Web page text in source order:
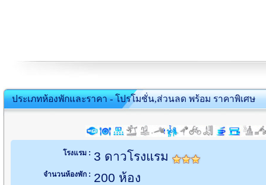
ประเภทห้องพักและราคา - โปรโมชั่น,ส่วนลด พร้อม ราคาพิเศษ
โรงแรม : 3 ดาวโรงแรม
จำนวนห้องพัก : 200 ห้อง